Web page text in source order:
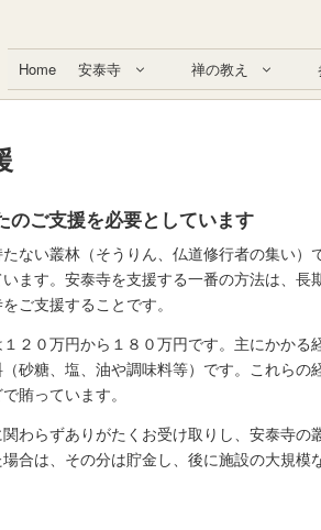
Home 安泰寺 禅の教え
のご支援を必要としています
ない叢林（そうりん、仏道修行者の集い
ます。安泰寺を支援する一番の方法は、
ご支援することです。
２０万円から１８０万円です。主にかか
砂糖、塩、油や調味料等）です。これら
賄っています。
わらずありがたくお受け取りし、安泰寺
合は、その分は貯金し、後に施設の大規模